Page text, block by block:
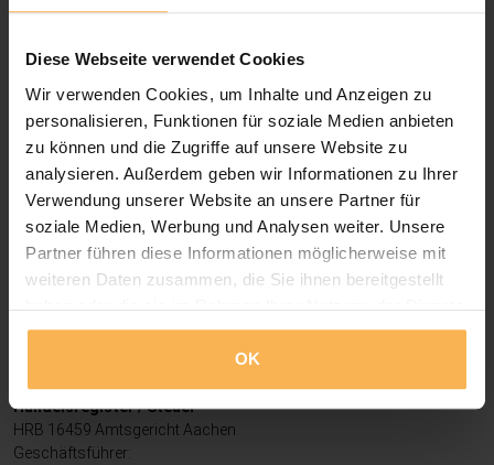
Diese Webseite verwendet Cookies
Wir verwenden Cookies, um Inhalte und Anzeigen zu
personalisieren, Funktionen für soziale Medien anbieten
zu können und die Zugriffe auf unsere Website zu
analysieren. Außerdem geben wir Informationen zu Ihrer
Verwendung unserer Website an unsere Partner für
soziale Medien, Werbung und Analysen weiter. Unsere
Partner führen diese Informationen möglicherweise mit
weiteren Daten zusammen, die Sie ihnen bereitgestellt
haben oder die sie im Rahmen Ihrer Nutzung der Dienste
gesammelt haben.
OK
Teranda GmbH
Eurode-Park 1-53
52134 Herzogenrath
Deutschland
Kundenservice & Beratung
Festnetz: +49 (0)2406 8042480
E-Mail senden
Handelsregister / Steuer
HRB 16459 Amtsgericht Aachen
Geschäftsführer: